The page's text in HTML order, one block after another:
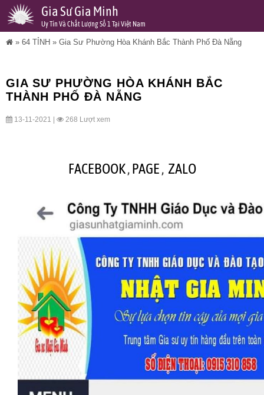
Gia Sư Gia Minh
Uy Tín Và Chất Lượng Số 1 Tại Việt Nam
» 64 TỈNH » Gia Sư Phường Hòa Khánh Bắc Thành Phố Đà Nẵng
GIA SƯ PHƯỜNG HÒA KHÁNH BẮC
THÀNH PHỐ ĐÀ NẴNG
13-11-2021 | 268 Lượt xem
FACEBOOK,PAGE, ZALO